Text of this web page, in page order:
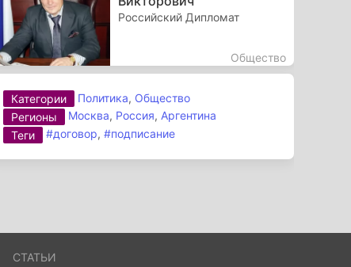
Российский Дипломат
Общество
Категории Политика, Общество
Регионы
Москва, Россия, Аргентина
Теги
#договор,#подписание
СТАТЬИ